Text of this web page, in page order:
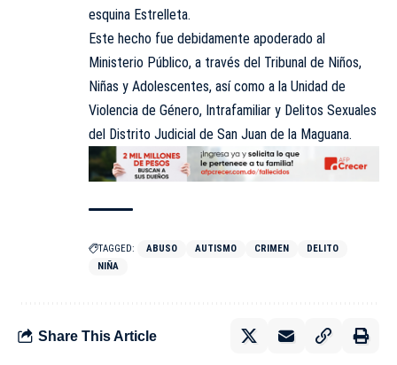
esquina Estrelleta.
Este hecho fue debidamente apoderado al
Ministerio Público, a través del Tribunal de Niños,
Niñas y Adolescentes, así como a la Unidad de
Violencia de Género, Intrafamiliar y Delitos Sexuales
del Distrito Judicial de San Juan de la Maguana.
TAGGED: ABUSO AUTISMO CRIMEN
DELITO
NIÑA
Share This Article